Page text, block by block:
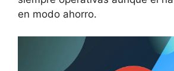
en modo ahorro.